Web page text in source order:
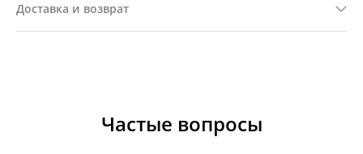
Доставка и возврат
Частые вопросы